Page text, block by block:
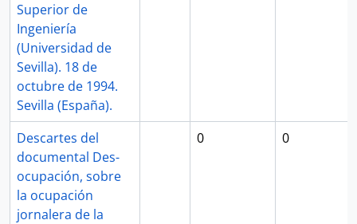
Superior de
Ingeniería
(Universidad de
Sevilla). 18 de
octubre de 1994.
Sevilla (España).
Descartes del
documental Des-
ocupación, sobre
la ocupación
jornalera de la
0 0